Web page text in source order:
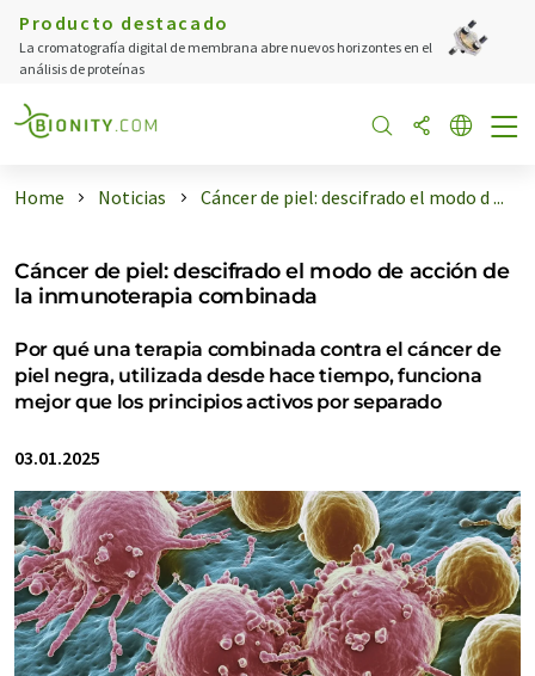
Producto destacado
La cromatografía digital de membrana abre nuevos horizontes en el
análisis de proteínas
Home Noticias Cáncer de piel: descifrado el modo d ...
Cáncer de piel: descifrado el modo de acción de
la inmunoterapia combinada
Por qué una terapia combinada contra el cáncer de
piel negra, utilizada desde hace tiempo, funciona
mejor que los principios activos por separado
03.01.2025